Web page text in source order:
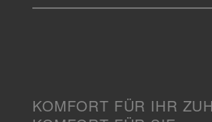
KOMFORT FÜR IHR